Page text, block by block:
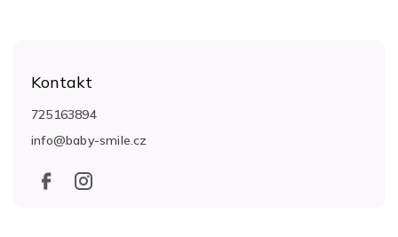
Kontakt
info@baby-smile.cz
725163894